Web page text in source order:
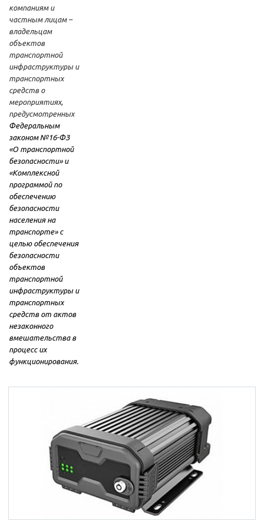
компаниям и
частным лицам –
владельцам
объектов
транспортной
инфраструктуры и
транспортных
средств о
мероприятиях,
предусмотренных
Федеральным
законом №16-ФЗ
«О транспортной
безопасности» и
«Комплексной
программой по
обеспечению
безопасности
населения на
транспорте» с
целью обеспечения
безопасности
объектов
транспортной
инфраструктуры и
транспортных
средств от актов
незаконного
вмешательства в
процесс их
функционирования.